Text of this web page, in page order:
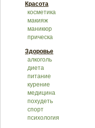
Красота
косметика
макияж
маникюр
прическа
Здоровье
алкоголь
диета
питание
курение
медицина
похудеть
спорт
психология